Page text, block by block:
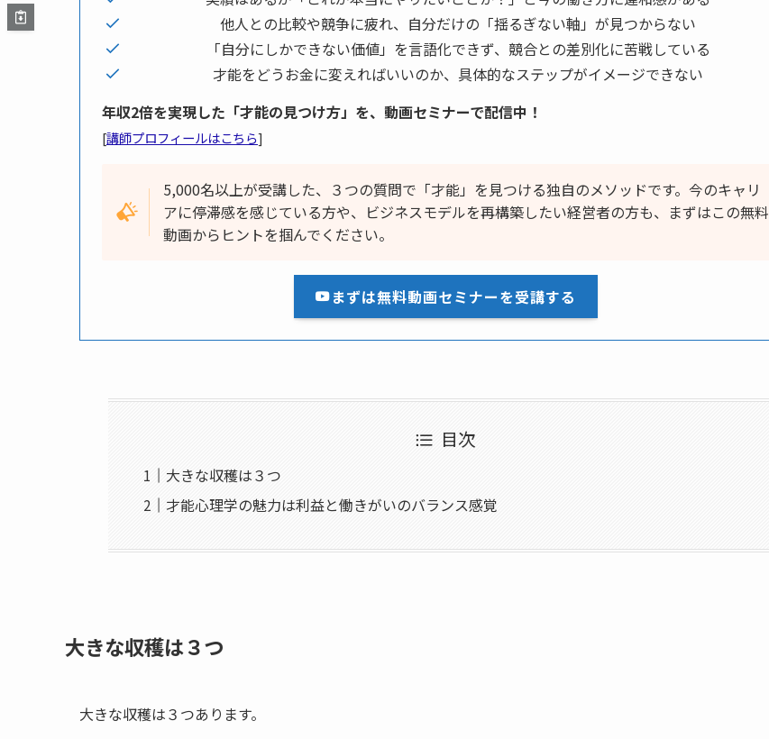
他人との比較や競争に疲れ、自分だけの「揺るぎない軸」が見つからない
「自分にしかできない価値」を言語化できず、競合との差別化に苦戦している
才能をどうお金に変えればいいのか、具体的なステップがイメージできない
年収2倍を実現した「才能の見つけ方」を、動画セミナーで配信中！
[講師プロフィールはこちら]
5,000名以上が受講した、３つの質問で「才能」を見つける独自のメソッドです。今のキャリ
アに停滞感を感じている方や、ビジネスモデルを再構築したい経営者の方も、まずはこの無料
動画からヒントを掴んでください。
まずは無料動画セミナーを受講する
目次
大きな収穫は３つ
才能心理学の魅力は利益と働きがいのバランス感覚
大きな収穫は３つ
大きな収穫は３つあります。